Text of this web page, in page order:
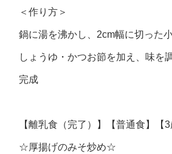
＜作り方＞
鍋に湯を沸かし、2cm幅に切った
しょうゆ・かつお節を加え、味を
完成
【離乳食（完了）】【普通食】【3
☆厚揚げのみそ炒め☆